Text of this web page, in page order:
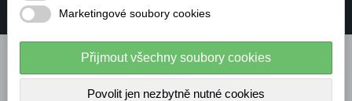
info@dataflex-security.com
Marketingové soubory cookies
Přijmout všechny soubory cookies
Povolit jen nezbytně nutné cookies